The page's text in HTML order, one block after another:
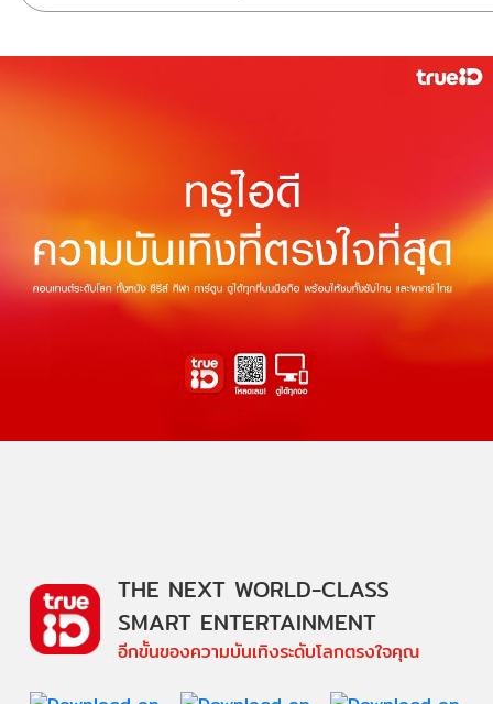
THE NEXT WORLD-CLASS
SMART ENTERTAINMENT
อีกขั้นของความบันเทิงระดับโลกตรงใจคุณ